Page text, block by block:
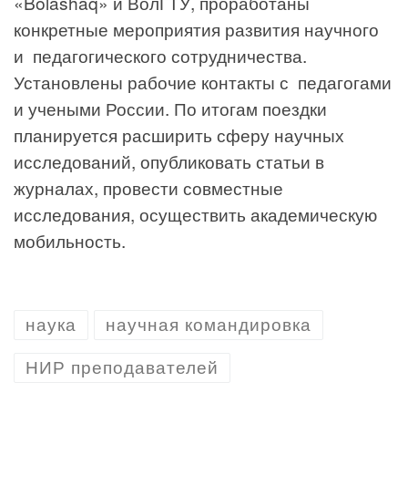
конкретные мероприятия развития научного
и педагогического сотрудничества.
Установлены рабочие контакты с педагогами
и учеными России. По итогам поездки
планируется расширить сферу научных
исследований, опубликовать статьи в
журналах, провести совместные
исследования, осуществить академическую
мобильность.
наука научная командировка
НИР преподавателей